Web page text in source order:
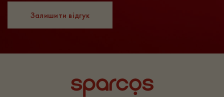
Залишити відгук